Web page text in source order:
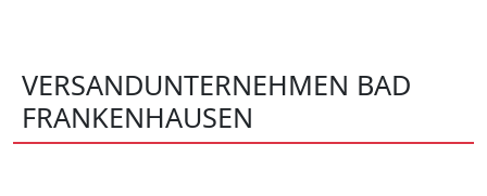
VERSANDUNTERNEHMEN BAD
FRANKENHAUSEN